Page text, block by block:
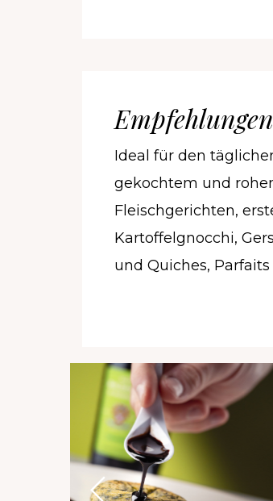
Ideal für den
gekochtem und
Fleischgerichten,
Kartoffelgnocchi,
und Quiches,